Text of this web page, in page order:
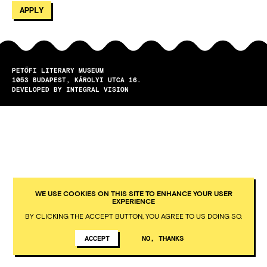
PETŐFI LITERARY MUSEUM
1053
BUDAPEST
KÁROLYI UTCA 16.
DEVELOPED BY INTEGRAL VISION
WE USE COOKIES ON THIS SITE TO ENHANCE YOUR USER
EXPERIENCE
BY CLICKING THE ACCEPT BUTTON, YOU AGREE TO US DOING SO.
ACCEPT NO, THANKS